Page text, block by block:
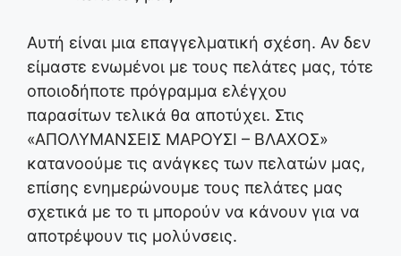
Αυτή είναι μια επαγγελματική σχέση. Αν δεν
είμαστε ενωμένοι με τους πελάτες μας, τότε
οποιοδήποτε πρόγραμμα ελέγχου
παρασίτων τελικά θα αποτύχει. Στις
«ΑΠΟΛΥΜΑΝΣΕΙΣ ΜΑΡΟΥΣΙ – ΒΛΑΧΟΣ»
κατανοούμε τις ανάγκες των πελατών μας,
επίσης ενημερώνουμε τους πελάτες μας
σχετικά με το τι μπορούν να κάνουν για να
αποτρέψουν τις μολύνσεις.